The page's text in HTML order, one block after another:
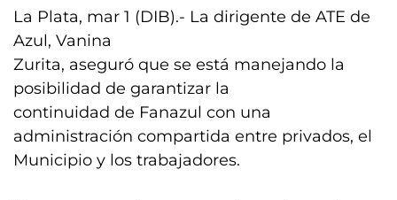
La Plata, mar 1 (DIB).- La dirigente de ATE de
Azul, Vanina
Zurita, aseguró que se está manejando la
posibilidad de garantizar la
continuidad de Fanazul con una
administración compartida entre privados, el
Municipio y los trabajadores.